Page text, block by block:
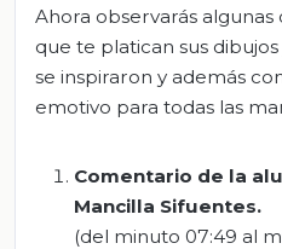
Ahora observarás algunas
que te platican sus
se inspiraron y además
emotivo para todas las
Comentario de la
Mancilla Sifuentes.
(del minuto 07:49 al